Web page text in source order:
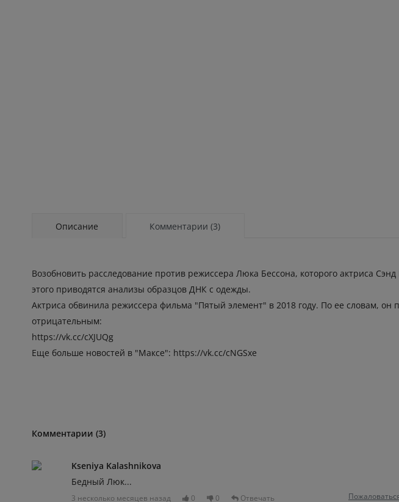
Описание Комментарии (3)
Возобновить расследование против режиссера Люка Бессона, которого актриса
этого приводятся анализы образцов ДНК с одежды.
Актриса обвинила режиссера фильма "Пятый элемент" в 2018 году. По ее словам, он
отрицательным:
https://vk.cc/cXJUQg
Еще больше новостей в "Максе": https://vk.cc/cNGSxe
Комментарии (3)
Kseniya Kalashnikova
Бедный Люк...
3 несколько месяцев назад 0 0 Отвечать